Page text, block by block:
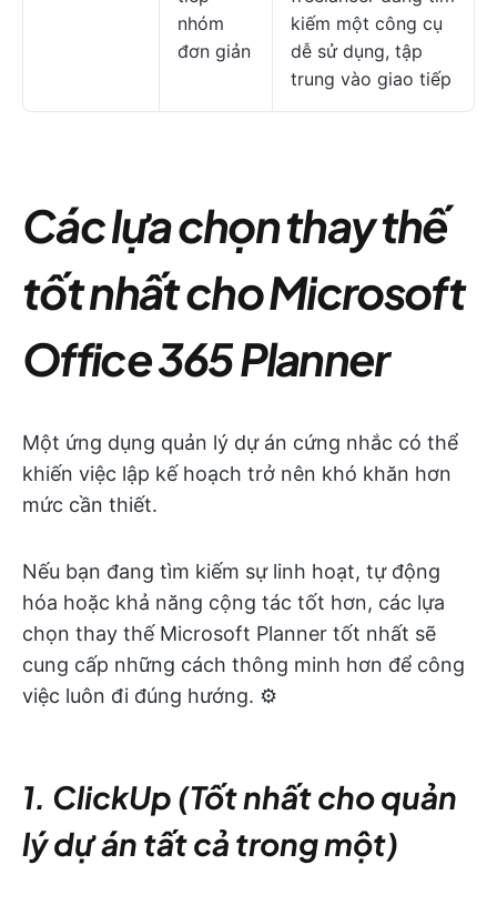
nhóm
đơn giản
kiếm một công cụ
dễ sử dụng, tập
trung vào giao tiếp
Các lựa chọn thay thế
tốt nhất cho Microsoft
Office 365 Planner
Một ứng dụng quản lý dự án cứng nhắc có thể
khiến việc lập kế hoạch trở nên khó khăn hơn
mức cần thiết.
Nếu bạn đang tìm kiếm sự linh hoạt, tự động
hóa hoặc khả năng cộng tác tốt hơn, các lựa
chọn thay thế Microsoft Planner tốt nhất sẽ
cung cấp những cách thông minh hơn để công
việc luôn đi đúng hướng. ⚙️
1. ClickUp (Tốt nhất cho quản
lý dự án tất cả trong một)